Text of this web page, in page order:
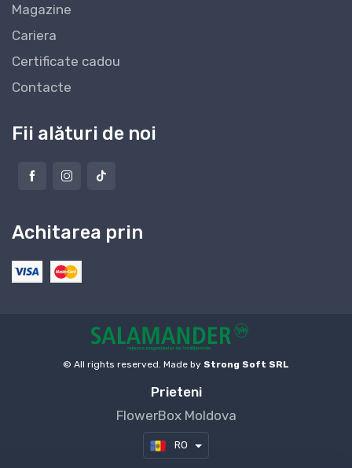
Magazine
Cariera
Certificate cadou
Contacte
Fii alături de noi
Achitarea prin
© All rights reserved. Made by Strong Soft SRL
Prieteni
FlowerBox Moldova
RO